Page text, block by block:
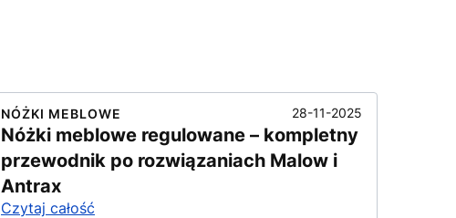
NÓŻKI MEBLOWE 28-11-2025
Nóżki meblowe regulowane – kompletny
przewodnik po rozwiązaniach Malow i
Antrax
Czytaj całość